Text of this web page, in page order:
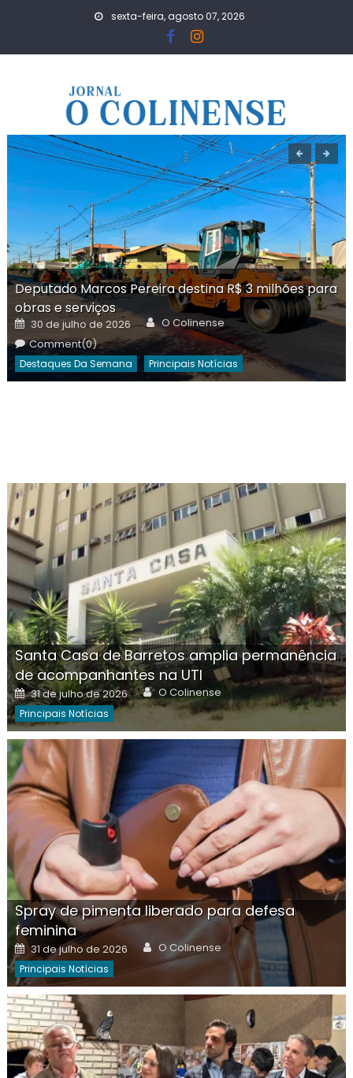
sexta-feira, agosto 07, 2026
Deputado Marcos Pereira destina R$ 3 milhões para
obras e serviços
Posted
on
30 de julho de 2026 Author
O Colinense
Comment(0)
Destaques Da Semana Principais Notícias
Santa Casa de Barretos amplia permanência
de acompanhantes na UTI
Posted
on
31 de julho de 2026 Author
O Colinense
Principais Notícias
Spray de pimenta liberado para defesa
feminina
Posted
on
31 de julho de 2026 Author
O Colinense
Principais Notícias